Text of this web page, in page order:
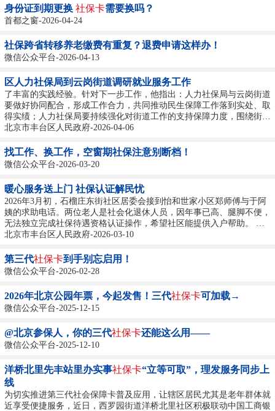
身份证到期更换 社保卡需要换吗？
首都之窗-2026-04-24
社保跨省转移养老缴费有重复？退费申请这样办！
微信公众平台-2026-04-13
区人力社保局到云岗街道调研就业服务工作
了丰富的实践经验。针对下一步工作，他指出：人力社保局与云岗街道
要做好协同配合，形成工作合力，共同推动民生保障工作落到实处、取
得实绩；人力社保局要持续强化对街道工作的支持保障力度，围绕街道
提出的好想法、好思路、好规划，加强市区街三级联动，共同推动各项
贴近基层、贴近群众的优势，助力全区人力社保工作再上新台阶。 下
一步，云岗街道将认真落实此次...
北京市丰台区人民政府-2026-04-06
找工作、换工作，空窗期社保注意别断档！
微信公众平台-2026-03-20
暖心服务送上门 社保认证解民忧
2026年3月初，石榴庄东街社区居委会接到怡和世家小区郑师傅与于阿
姨的求助电话。两位老人是社会化退休人员，因年事已高、腿脚不便，
无法独立完成社保待遇资格认证操作，希望社区能提供入户帮助。 接
到电话后，社区工作人员与管片干部第一时间上门，耐心细致地协助两
了，没有你们帮忙我们都不知道该怎么办！”老两口连连道谢。社区工
作人员暖心回应：“您不用...
北京市丰台区人民政府-2026-03-10
第三代社保卡到手别忘启用！
微信公众平台-2026-02-28
2026年北京公园年票，今起发售！三代社保卡可加载→
微信公众平台-2025-12-15
@北京参保人，你的三代社保卡还能这么用——
微信公众平台-2025-12-10
洋桥北里先丰站里办实事社保卡“立等可取”，理发服务同步上
线
为切实推进第三代社会保障卡普及应用，让辖区居民尤其是老年群体就
近享受便捷服务，近日，西罗园街道洋桥北里社区积极联动中国工商银